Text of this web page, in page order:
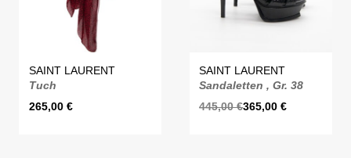
SAINT LAURENT
Tuch
265,00 €
SAINT LAURENT
Sandaletten , Gr. 38
445,00€365,00€